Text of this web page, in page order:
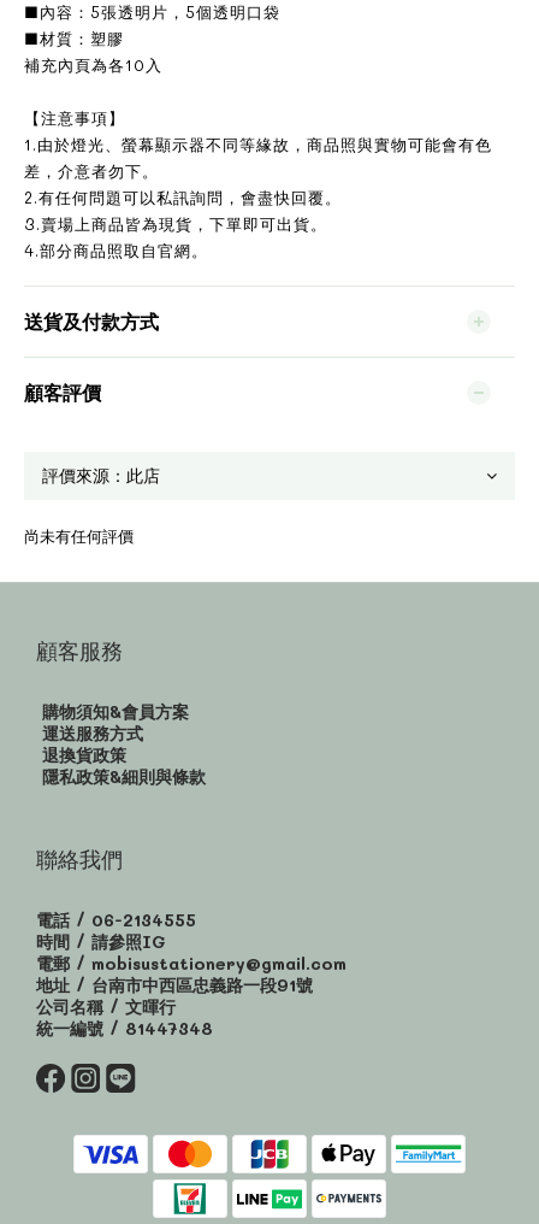
■內容：5張透明片，5個透明口袋
■材質：塑膠
補充內頁為各10入
【注意事項】
1.由於燈光、螢幕顯示器不同等緣故，商品照與實物可能會有色
差，介意者勿下。
2.有任何問題可以私訊詢問，會盡快回覆。
3.賣場上商品皆為現貨，下單即可出貨。
4.部分商品照取自官網。
送貨及付款方式
顧客評價
尚未有任何評價
顧客服務
購物須知&會員方案
運送服務方式
退換貨政策
隱私政策&細則與條款
聯絡我們
電話 / 06-2134555
時間 / 請參照IG
電郵 / mobisustationery@gmail.com
地址 / 台南市中西區忠義路一段91號
公司名稱 / 文暉行
統一編號 / 81447348